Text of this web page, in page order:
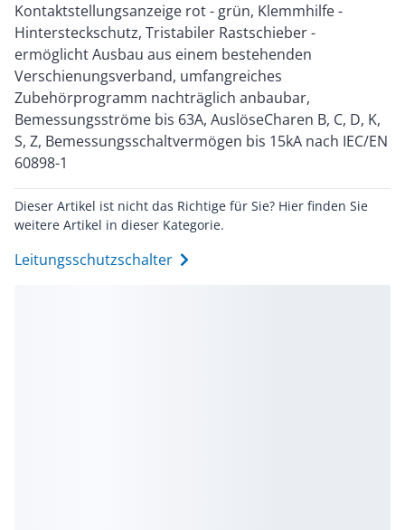
Kontaktstellungsanzeige rot - grün, Klemmhilfe -
Hintersteckschutz, Tristabiler Rastschieber -
ermöglicht Ausbau aus einem bestehenden
Verschienungsverband, umfangreiches
Zubehörprogramm nachträglich anbaubar,
Bemessungsströme bis 63A, AuslöseCharen B, C, D, K,
S, Z, Bemessungsschaltvermögen bis 15kA nach IEC/EN
60898-1
Dieser Artikel ist nicht das Richtige für Sie? Hier finden Sie
weitere Artikel in dieser Kategorie.
Leitungsschutzschalter